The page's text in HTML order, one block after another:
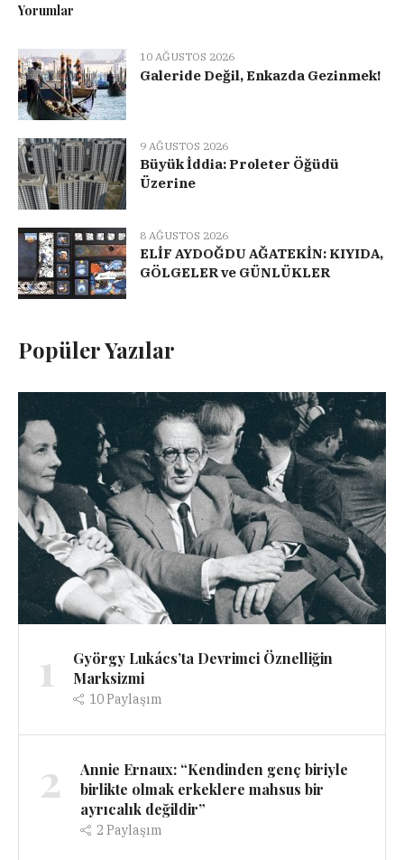
Yorumlar
10 AĞUSTOS 2026
Galeride Değil, Enkazda Gezinmek!
9 AĞUSTOS 2026
Büyük İddia: Proleter Öğüdü
Üzerine
8 AĞUSTOS 2026
ELİF AYDOĞDU AĞATEKİN: KIYIDA,
GÖLGELER ve GÜNLÜKLER
Popüler Yazılar
1
György Lukács’ta Devrimci Öznelliğin
Marksizmi
10Paylaşım
2
Annie Ernaux: “Kendinden genç biriyle
birlikte olmak erkeklere mahsus bir
ayrıcalık değildir”
2 Paylaşım